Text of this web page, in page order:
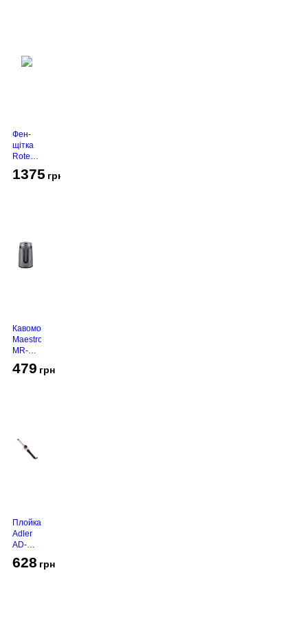
Фен-
щітка
Rotex
490-T
1375 грн
Кавомолка
Maestro
MR-
Grey
479 грн
Плойка
Adler
AD-
628 грн